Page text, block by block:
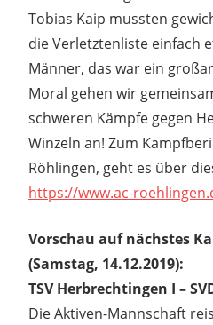
Tobias Kaip mussten
die Verletztenliste einfach
Männer, das war ein
Moral gehen wir
schweren Kämpfe gegen
Winzeln an! Zum
Röhlingen, geht es über
https://www.ac-
Vorschau auf nächstes
(Samstag, 14.12.2019):
TSV Herbrechtingen I –
Die Aktiven-Mannschaft